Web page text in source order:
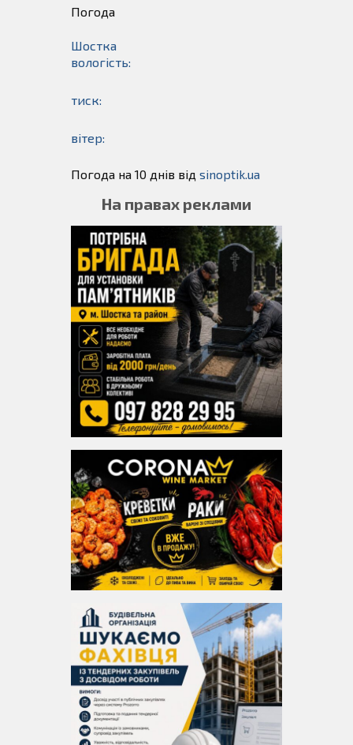
Погода
Шостка
вологість:
тиск:
вітер:
Погода на 10 днів від sinoptik.ua
На правах реклами